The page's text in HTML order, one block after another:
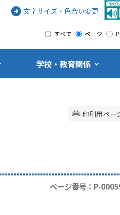
文字サイズ・色合い変更
すべて ページ
学校・教育関係
印刷用ペー
ページ番号：P-